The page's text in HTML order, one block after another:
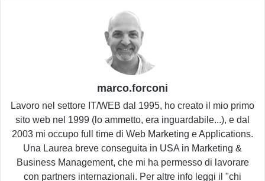
marco.forconi
Lavoro nel settore IT/WEB dal 1995, ho creato il mio primo
sito web nel 1999 (lo ammetto, era inguardabile...), e dal
2003 mi occupo full time di Web Marketing e Applications.
Una Laurea breve conseguita in USA in Marketing &
Business Management, che mi ha permesso di lavorare
con partners internazionali. Per altre info leggi il "chi